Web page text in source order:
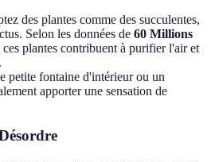
des plantes comme des succulentes,
Selon les données de 60 Millions
ces plantes contribuent à purifier l'air et
petite fontaine d'intérieur ou un
apporter une sensation de